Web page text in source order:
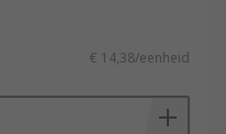
€ 14,38/eenheid